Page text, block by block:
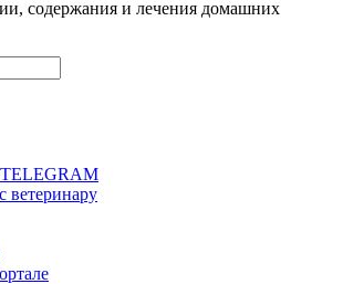
содержания и лечения домашних
ветеринару